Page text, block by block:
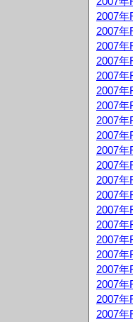
2007年
2007
2007年
2007年
2007
2007年
2007
2007
2007年
2007
2007年
2007年
2007
2007年
2007
2007
2007年
2007
2007年
2007年
2007